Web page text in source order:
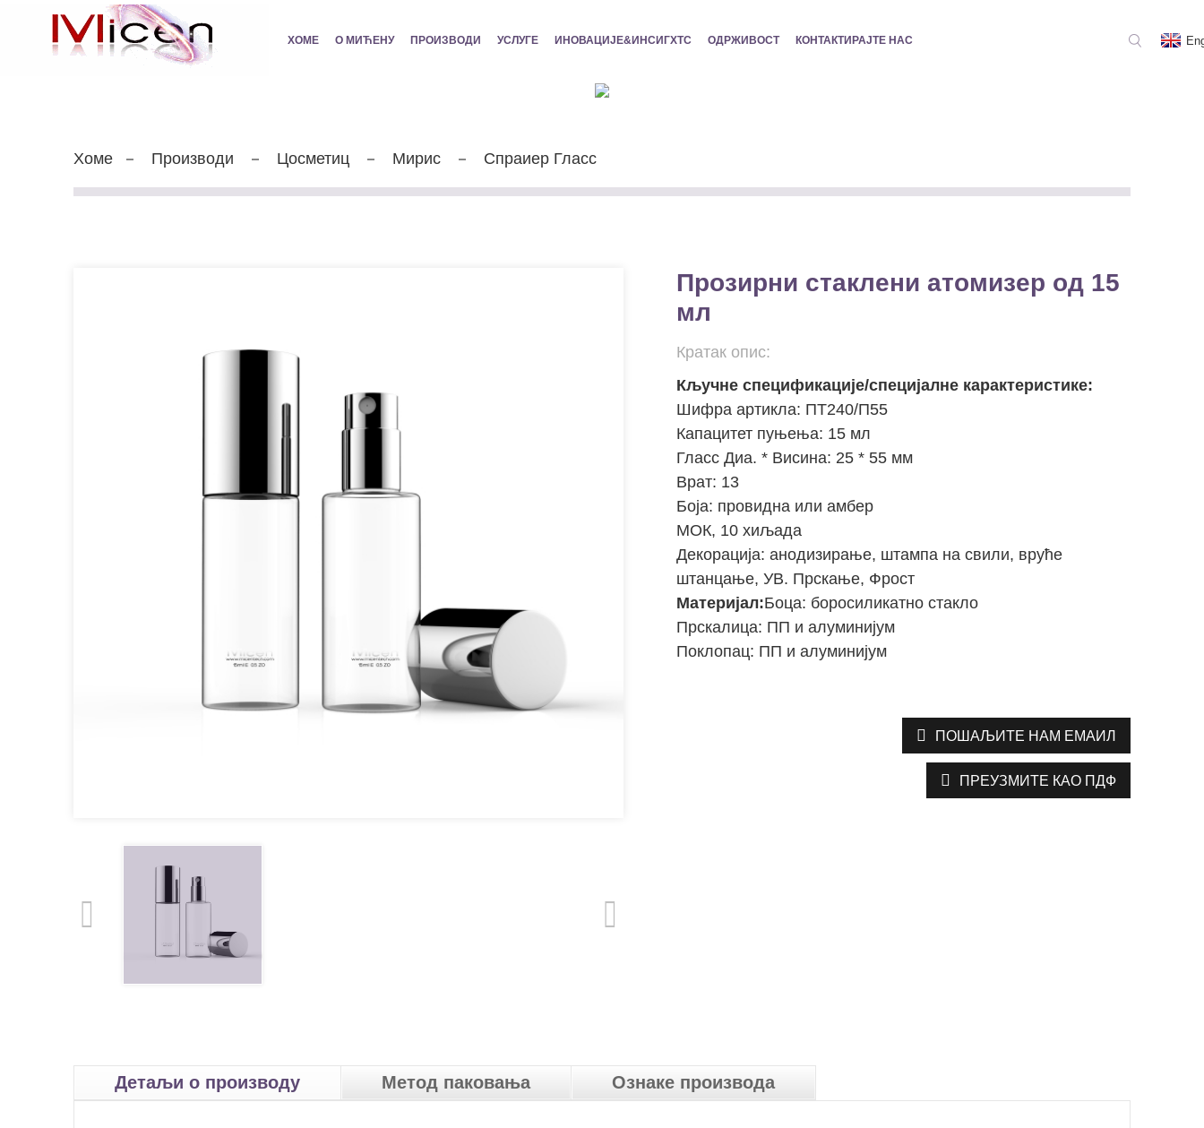
ХОМЕ О МИЋЕНУ ПРОИЗВОДИ УСЛУГЕ ИНОВАЦИЈЕ&ИНСИГХТС ОДРЖИВОСТ КОНТАКТИРАЈТЕ НАС
Хоме Производи Цосметиц Мирис Спраиер Гласс
Прозирни стаклени атомизер од 15
мл
Кратак опис:
Кључне спецификације/специјалне карактеристике:
Шифра артикла: ПТ240/П55
Капацитет пуњења: 15 мл
Гласс Диа. * Висина: 25 * 55 мм
Врат: 13
Боја: провидна или амбер
МОК, 10 хиљада
Декорација: анодизирање, штампа на свили, вруће
штанцање, УВ. Прскање, Фрост
Материјал:Боца: боросиликатно стакло
Прскалица: ПП и алуминијум
Поклопац: ПП и алуминијум
ПОШАЉИТЕ НАМ ЕМАИЛ
ПРЕУЗМИТЕ КАО ПДФ
Детаљи о производу Метод паковања Ознаке производа